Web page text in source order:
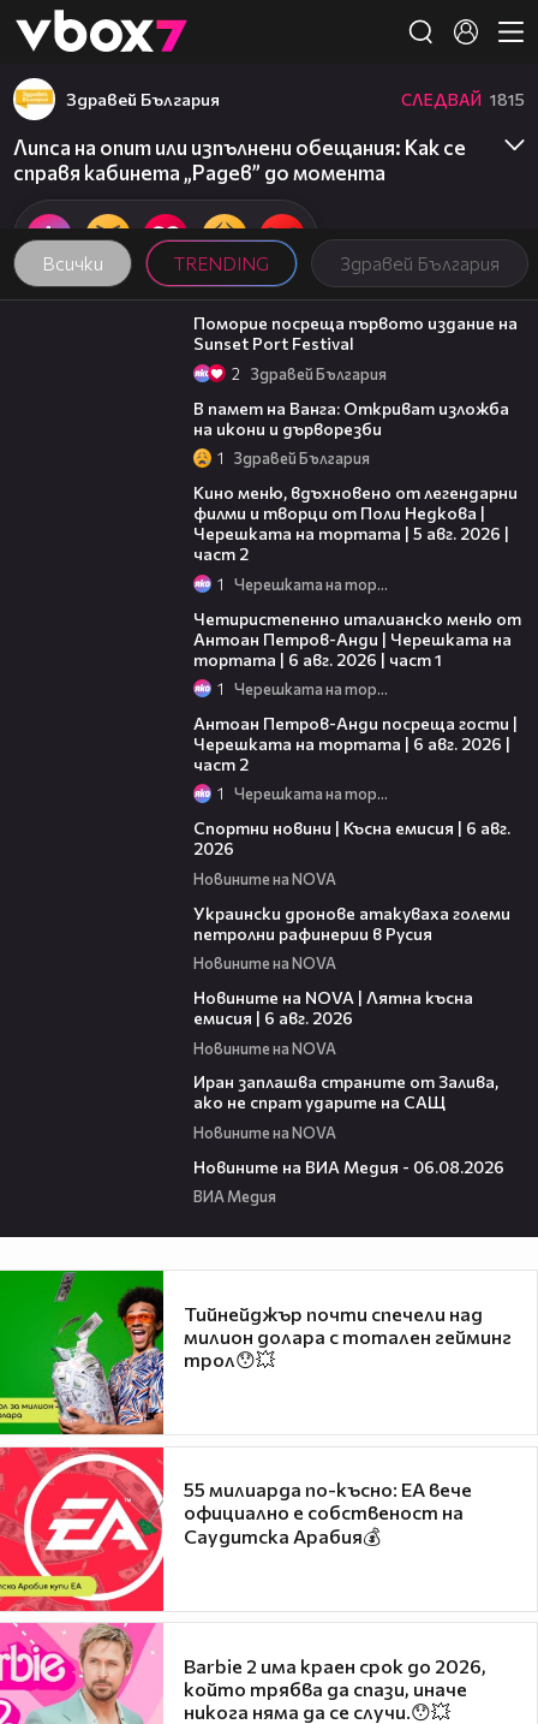
👾
Всички TRENDING Здравей България
Здравей България СЛЕДВАЙ 1815
Липса на опит или изпълнени обещания: Как се
справя кабинета „Радев” до момента
05:54
Поморие посреща първото издание на
Sunset Port Festival
2 Здравей България
В памет на Ванга: Откриват изложба
на икони и дърворезби
1 Здравей България
Кино меню, вдъхновено от легендарни
филми и творци от Поли Недкова |
Черешката на тортата | 5 авг. 2026 |
част 2
1 Черешката на тортата
Четиристепенно италианско меню от
Антоан Петров-Анди | Черешката на
тортата | 6 авг. 2026 | част 1
1 Черешката на тортата
Антоан Петров-Анди посреща гости |
Черешката на тортата | 6 авг. 2026 |
част 2
1 Черешката на тортата
Спортни новини | Късна емисия | 6 авг.
2026
Новините на NOVA
Украински дронове атакуваха големи
петролни рафинерии в Русия
Новините на NOVA
Новините на NOVA | Лятна късна
емисия | 6 авг. 2026
Новините на NOVA
Иран заплашва страните от Залива,
ако не спрат ударите на САЩ
Новините на NOVA
Новините на ВИА Медия - 06.08.2026
ВИА Медия
Тийнейджър почти спечели над
милион долара с тотален гейминг
трол😯💥
55 милиарда по-късно: EA вече
официално е собственост на
Саудитска Арабия💰
Barbie 2 има краен срок до 2026,
който трябва да спази, иначе
никога няма да се случи.😯💥